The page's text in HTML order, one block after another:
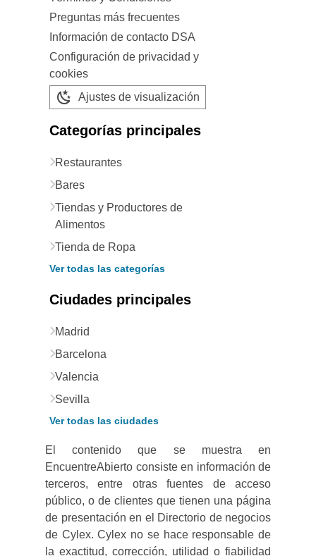
Preguntas más frecuentes
Información de contacto DSA
Configuración de privacidad y
cookies
Ajustes de visualización
Categorías principales
Restaurantes
Bares
Tiendas y Productores de
Alimentos
Tienda de Ropa
Ver todas las categorías
Ciudades principales
Madrid
Barcelona
Valencia
Sevilla
Ver todas las ciudades
El contenido que se muestra en
EncuentreAbierto consiste en información de
terceros, entre otras fuentes de acceso
público, o de clientes que tienen una página
de presentación en el Directorio de negocios
de Cylex. Cylex no se hace responsable de
la exactitud, corrección, utilidad o fiabilidad